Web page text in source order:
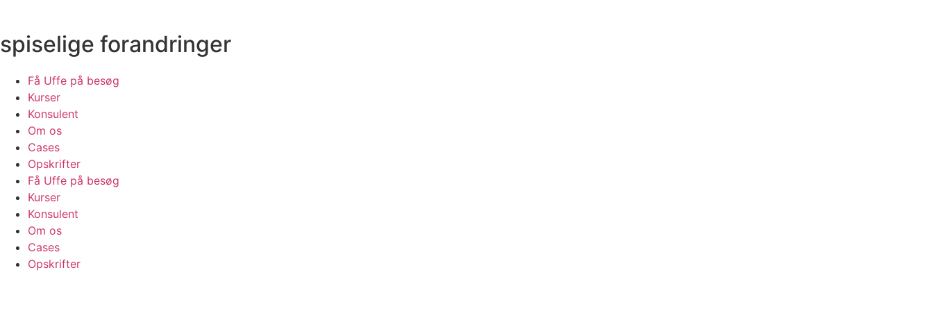
spiselige forandringer
Få Uffe på besøg
Kurser
Konsulent
Om os
Cases
Opskrifter
Få Uffe på besøg
Kurser
Konsulent
Om os
Cases
Opskrifter